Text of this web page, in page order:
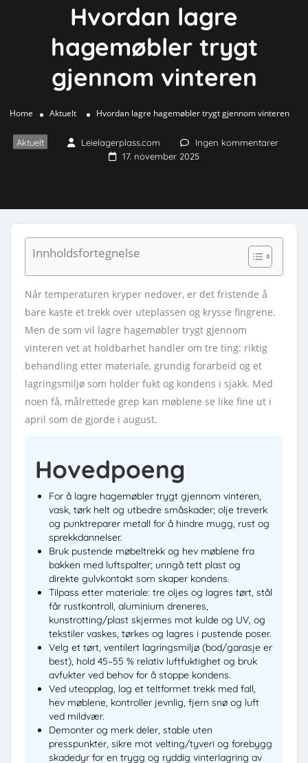
Hvordan lagre
hagemøbler trygt
gjennom vinteren
Home Aktuelt Hvordan lagre hagemøbler trygt gjennom vinteren
Aktuelt Leielagerplass.com
Ingen kommentarer
17. november 2025
Innholdsfortegnelse
Når temperaturen kryper nedover, er det fristende å
bare kaste et trekk over uteplassen og krysse fingrene.
Men de som vil lagre hagemøbler trygt gjennom
vinteren vet at holdbarhet handler om tre ting: riktig
behandling etter materiale, grundig forarbeid og et
lagringsmiljø som holder fukt og kondens i sjakk. Med
noen få, målrettede grep kan møblene se like fine ut i
april som de gjorde i august.
Hovedpoeng
For å lagre hagemøbler trygt gjennom vinteren,
vask, tørk helt og utbedre småskader; olje treverk
og punktreparer metall for å hindre mugg, rust og
sprekkdannelser.
Bruk pustende møbeltrekk og hev møblene fra
bakken med luftspalter; unngå tett plast og
direkte gulvkontakt som skaper kondens.
Tilpass etter materiale: tre oljes og lagres tørt, stål
får rustkontroll, aluminium dreneres,
kunstrotting/plast skjermes mot kulde og UV, og
tekstiler vaskes, tørkes og lagres i pustende poser.
Velg et tørt, ventilert lagringsmiljø (bod/garasje er
best), hold 45–55 % relativ luftfuktighet og bruk
avfukter ved behov for å stoppe kondens.
Ved uteopplag, lag et teltformet trekk med fall,
hev møblene, kontroller jevnlig, fjern snø og luft
ved mildvær.
Demonter og merk deler, stable uten
presspunkter, sikre mot velting/tyveri og forebygg
skadedyr for en trygg og ryddig vinterlagring av